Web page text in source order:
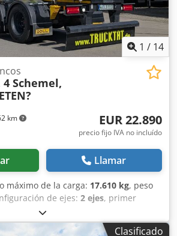
1 / 14
km
Schemel,
EUR 22.890
precio fijo IVA no incluído
Llamar
máximo de la carga: 17.610 kg, peso
de ejes: 2 ejes, primer
inspección (TÜV):
de carga:5.250 mm, ancho total:
Clasificado